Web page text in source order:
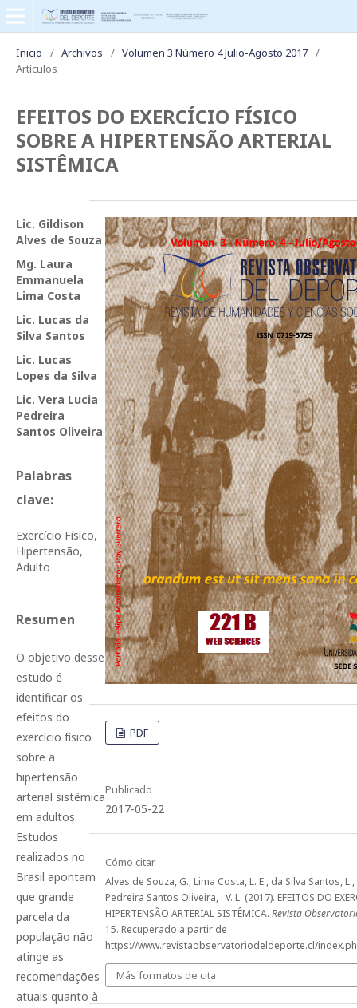
Inicio / Archivos / Volumen 3 Número 4 Julio-Agosto 2017 /
Artículos
EFEITOS DO EXERCÍCIO FÍSICO
SOBRE A HIPERTENSÃO ARTERIAL
SISTÊMICA
Lic. Gildison
Alves de Souza
Mg. Laura
Emmanuela
Lima Costa
Lic. Lucas da
Silva Santos
Lic. Lucas
Lopes da Silva
Lic. Vera Lucia
Pedreira
Santos Oliveira
Palabras
clave:
Exercício Físico,
Hipertensão,
Adulto
Resumen
O objetivo desse
estudo é
identificar os
efeitos do
exercício físico
sobre a
hipertensão
arterial sistêmica
em adultos.
Estudos
realizados no
Brasil apontam
que grande
parcela da
população não
atinge as
recomendações
atuais quanto à
PDF
Publicado
2017-05-22
Cómo citar
Alves de Souza, G., Lima Costa, L. E., da Silva Santos,
Pedreira Santos Oliveira, . V. L. (2017). EFEITOS DO
HIPERTENSÃO ARTERIAL SISTÊMICA. Revista
15. Recuperado a partir de
https://www.revistaobservatoriodeldeporte.cl/
Más formatos de cita